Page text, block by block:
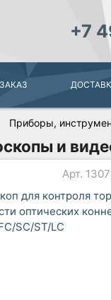
+7
Приборы,
и
Арт.